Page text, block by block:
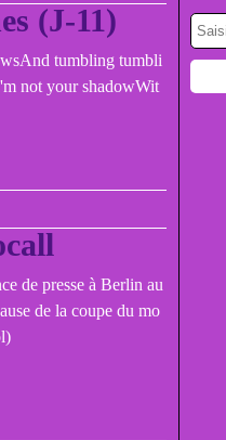
(J-11)
tumbling tumbli
not your shadowWit
de presse à Berlin au
de la coupe du mo